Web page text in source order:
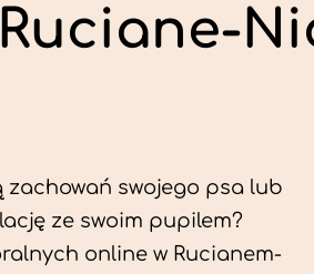
swojego psa lub
ze swoim pupilem?
online w Rucianem-